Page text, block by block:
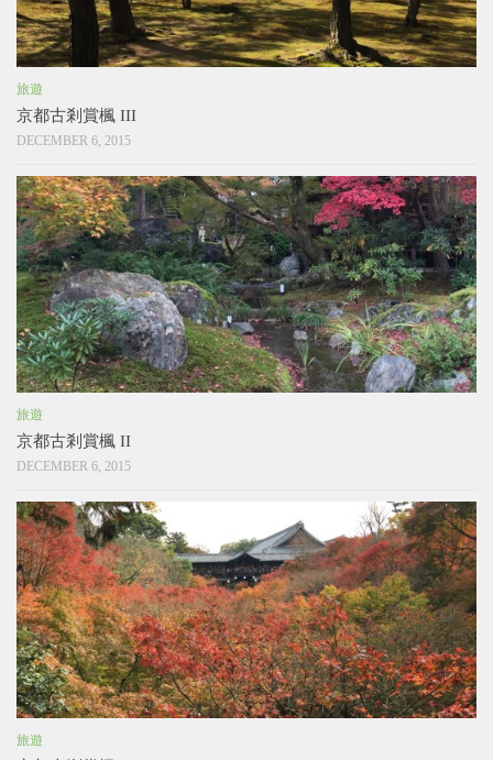
旅遊
京都古剎賞楓 III
DECEMBER 6, 2015
旅遊
京都古剎賞楓 II
DECEMBER 6, 2015
旅遊